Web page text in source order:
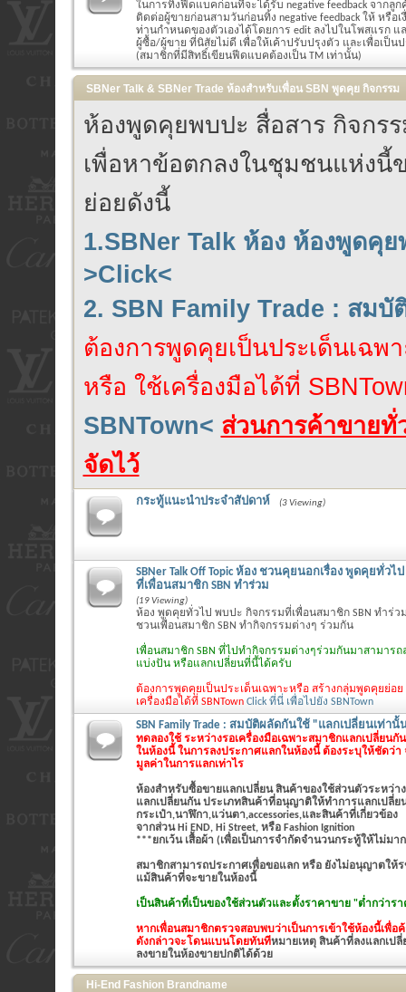
ในการทิ้งฟีดแบคก่อนที่จะได้รับ negative feedback จากลู
ติดต่อผู้ขายก่อนสามวันก่อนทิ้ง negative feedback ให้ หรือ
ท่านกำหนดของตัวเองได้โดยการ edit ลงไปในโพสแรก
ผู้ซื้อ/ผู้ขาย ที่นิสัยไม่ดี เพื่อให้เค้าปรับปรุงตัว และเพื่อเป็
(สมาชิกที่มีสิทธิ์เขียนฟีดแบคต้องเป็น TM เท่านั้น)
SBNer Talk & SBNer Trade ห้องสำหรับเพื่อน SBN พูดคุย กิจกรรม
ห้องพูดคุยพบปะ สื่อสาร กิจกร
เพื่อหาข้อตกลงในชุมชนแห่งนี้
ย่อยดังนี้
1.SBNer Talk ห้อง ห้องพูดคุ
>Click<
2. SBN Family Trade : สม
ต้องการพูดคุยเป็นประเด็นเฉ
หรือ ใช้เครื่องมือได้ที่
SBNTown< ส่วนการค้าขายทั่
จัดไว้
กระทู้แนะนำประจำสัปดาห์ (3 Viewing)
SBNer Talk Off Topic ห้อง ชวนคุยนอกเรื่อง พูดคุยทั่ว
ที่เพื่อนสมาชิก SBN ทำร่วม
(19 Viewing)
ห้อง พูดคุยทั่วไป พบปะ กิจกรรมที่เพื่อนสมาชิก SBN ทำร่ว
ชวนเพื่อนสมาชิก SBN ทำกิจกรรมต่างๆ ร่วมกัน
เพื่อนสมาชิก SBN ที่ไปทำกิจกรรมต่างๆร่วมกันมาสามาร
แบ่งปัน หรือแลกเปลี่ยนที่นี้ได้ครับ
ต้องการพูดคุยเป็นประเด็นเฉพาะหรือ สร้างกลุ่มพูดคุยย่อ
เครื่องมือได้ที่ SBNTownClick ที่นี่ เพื่อไปยัง SBNTown
SBN Family Trade : สมบัติผลัดกันใช้ "แลกเปลี่ยนเท่านั้
ทดลองใช้ ระหว่างรอเครื่องมือเฉพาะสมาชิกแลกเปลี่ยน
ในห้องนี้ ในการลงประกาศแลกในห้องนี้ ต้องระบุให้ชัดว่า
มูลค่าในการแลกเท่าไร
ห้องสำหรับซื้อขายแลกเปลี่ยน สินค้าของใช้ส่วนตัวระหว่าง
แลกเปลี่ยนกัน ประเภทสินค้าที่อนุญาติให้ทำการแลกเปลี่ย
กระเป๋า,นาฬิกา,แว่นตา,accessories,และสินค้าที่เกี่ยวข้อง
จากส่วน Hi END, Hi Street, หรือ Fashion Ignition
***ยกเว้น เสื้อผ้า (เพื่อเป็นการจำกัดจำนวนกระทู้ให้ไม่มา
สมาชิกสามารถประกาศเพื่อขอแลก หรือ ยังไม่อนุญาตให้
แม้สินค้าที่จะขายในห้องนี้
เป็นสินค้าที่เป็นของใช้ส่วนตัวและตั้งราคาขาย "ต่ำกว่าร
หากเพื่อนสมาชิกตรวจสอบพบว่าเป็นการเข้าใช้ห้องนี้เพื่อ
ดังกล่าวจะโดนแบนโดยทันทีหมายเหตุ สินค้าที่ลงแลกเป
ลงขายในห้องขายปกติได้ด้วย
Hi-End Fashion Brandname